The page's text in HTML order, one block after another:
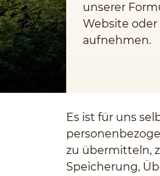
unserer
Website
aufnehmen.
Es ist für uns
zu übermitteln,
Speicherung,